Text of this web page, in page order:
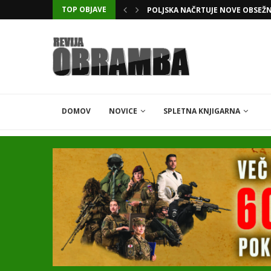
TOP OBJAVE POLJSKA NAČRTUJE NOVE
DOMOV NOVICE SPLETNA KNJIGARNA